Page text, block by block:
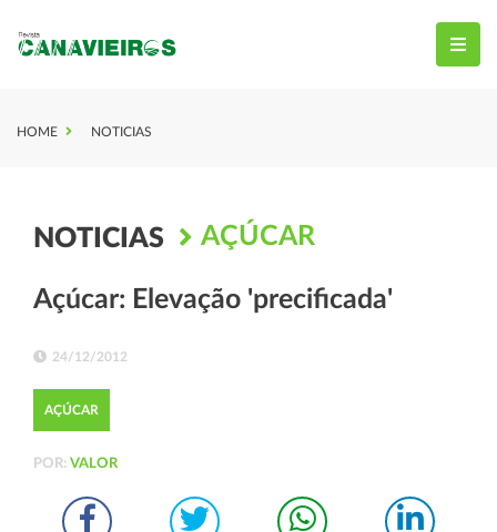
HOME NOTICIAS
NOTICIAS AÇÚCAR
Açúcar: Elevação 'precificada'
24/12/2012
AÇÚCAR
POR: VALOR